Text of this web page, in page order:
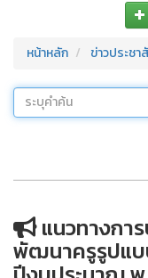
หน้าหลัก ข่าวประช
แนวทางกา
พัฒนาครูรูปแบ